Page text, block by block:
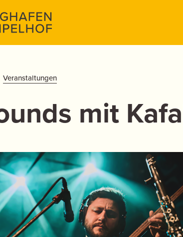
Veranstaltungen
mit